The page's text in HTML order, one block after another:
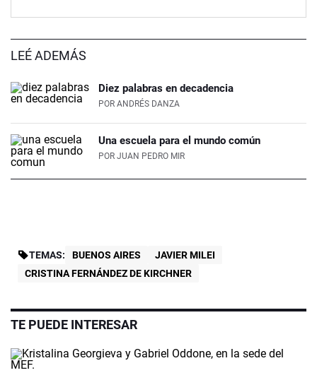
LEÉ ADEMÁS
Diez palabras en decadencia
POR ANDRÉS DANZA
Una escuela para el mundo común
POR JUAN PEDRO MIR
TEMAS: BUENOS AIRES
JAVIER MILEI
CRISTINA FERNÁNDEZ DE KIRCHNER
TE PUEDE INTERESAR